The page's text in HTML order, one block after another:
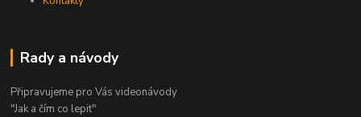
Rady a návody
Připravujeme pro Vás videonávody
"Jak a čím co lepit"